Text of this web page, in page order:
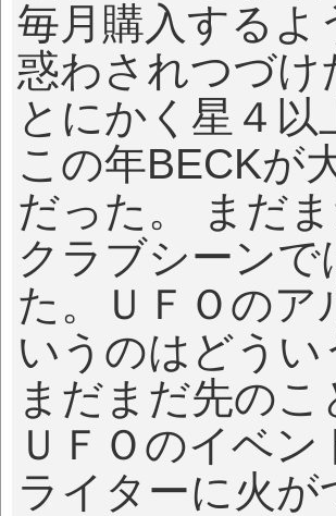
毎月購入するよ
惑わされつづけ
とにかく星４
この年BECKが
だった。 まだ
クラブシーン
た。ＵＦＯの
いうのはどう
まだまだ先のこ
ＵＦＯのイベ
ライターに火